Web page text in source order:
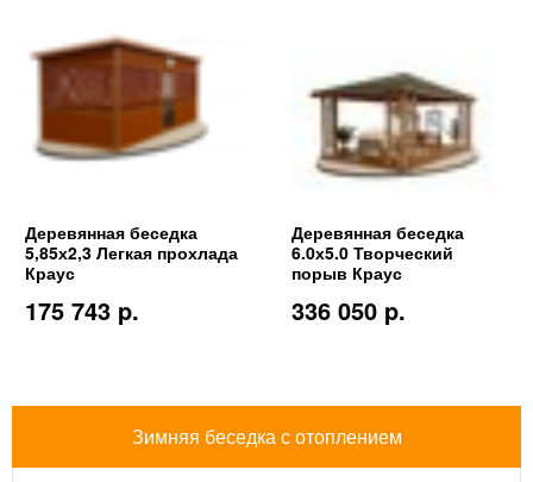
Деревянная беседка
5,85х2,3 Легкая прохлада
Краус
175 743 p.
Деревянная беседка
6.0х5.0 Творческий
порыв Краус
336 050 p.
Зимняя беседка с отоплением